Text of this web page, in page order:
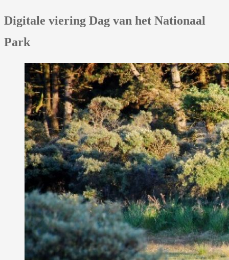
Digitale viering Dag van het Nationaal
Park